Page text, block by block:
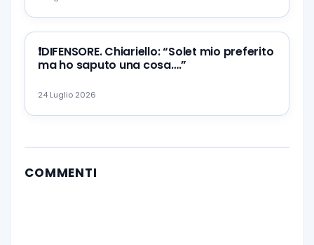
❗️DIFENSORE. Chiariello: “Solet mio preferito
ma ho saputo una cosa….”
24 Luglio 2026
COMMENTI